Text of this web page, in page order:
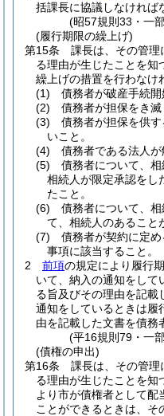
括課長に協議しなければ
(昭57規則33・一
(履行期限の繰上げ)
第15条
課長は、その管理
る理由が生じたことを知
繰上げの措置を行わなけ
(1)
債務者が破産手続開
(2)
債務者が担保をき滅
(3)
債務者が担保を供
いこと。
(4)
債務者である法人が
(5)
債務者について、相
相続人が限定承認をし
たこと。
(6)
債務者について、
て、相続人のあること
(7)
債務者が契約に定
事項に該当すること。
2
前項の規定により履行
いて、納入の通知をして
る旨及びその理由を記載
通知をしているときは履
由を記載した文書を債務
(平16規則79・一
(債権の申出)
第16条
課長は、その管理
る理由が生じたことを知
より市が債権者として配
ことができるときは、そ